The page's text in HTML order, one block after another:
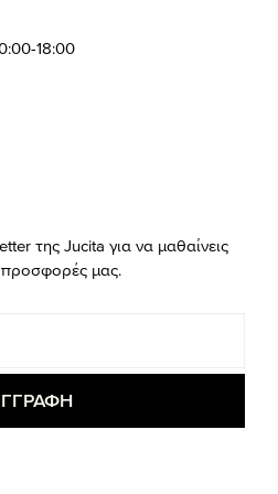
18:00
της Jucita για να μαθαίνεις
προσφορές μας.